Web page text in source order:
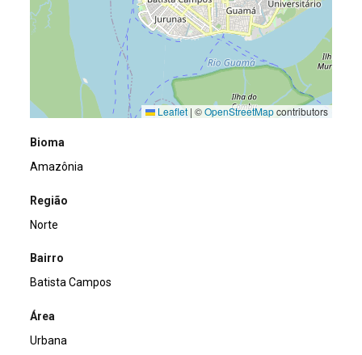
Leaflet | ©OpenStreetMapcontributors
Bioma
Amazônia
Região
Norte
Bairro
Batista Campos
Área
Urbana